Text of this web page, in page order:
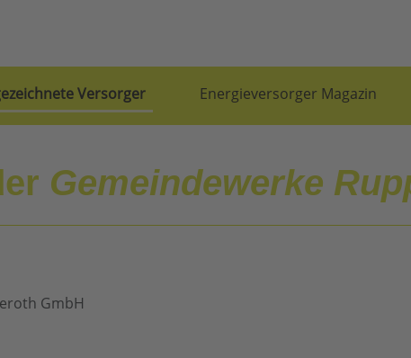
Versorger Energieversorger Magazin
Gemeindewerke
GmbH